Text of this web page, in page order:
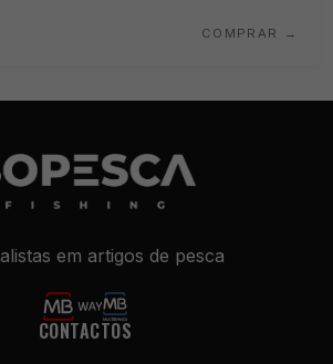
COMPRAR
em artigos de pesca
CONTACTOS